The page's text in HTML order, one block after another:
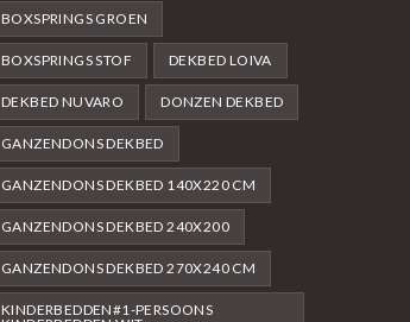
BOXSPRINGS GROEN
BOXSPRINGS STOF DEKBED LOIVA
DEKBED NUVARO DONZEN DEKBED
GANZENDONS DEKBED
GANZENDONS DEKBED 140X220 CM
GANZENDONS DEKBED 240X200
GANZENDONS DEKBED 270X240 CM
KINDERBEDDEN#1-PERSOONS